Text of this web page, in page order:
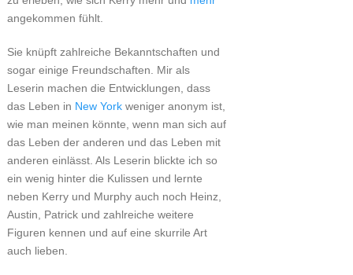
angekommen fühlt.
Sie knüpft zahlreiche Bekanntschaften und
sogar einige Freundschaften. Mir als
Leserin machen die Entwicklungen, dass
das Leben in New Yorkweniger anonym ist,
wie man meinen könnte, wenn man sich auf
das Leben der anderen und das Leben mit
anderen einlässt. Als Leserin blickte ich so
ein wenig hinter die Kulissen und lernte
neben Kerry und Murphy auch noch Heinz,
Austin, Patrick und zahlreiche weitere
Figuren kennen und auf eine skurrile Art
auch lieben.